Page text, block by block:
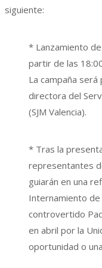
siguiente:
* Lanzamiento
partir de las
La campaña
directora del
(SJM Valencia).
* Tras la
representantes
guiarán en una
Internamiento
controvertido
en abril por la
oportunidad o